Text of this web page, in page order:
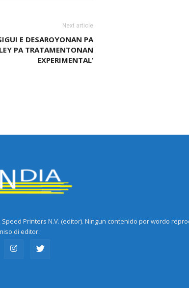
Next article
E DESAROYONAN PA
PA TRATAMENTONAN
EXPERIMENTAL’
Printers N.V. (editor). Ningun contenido por wordo
di editor.